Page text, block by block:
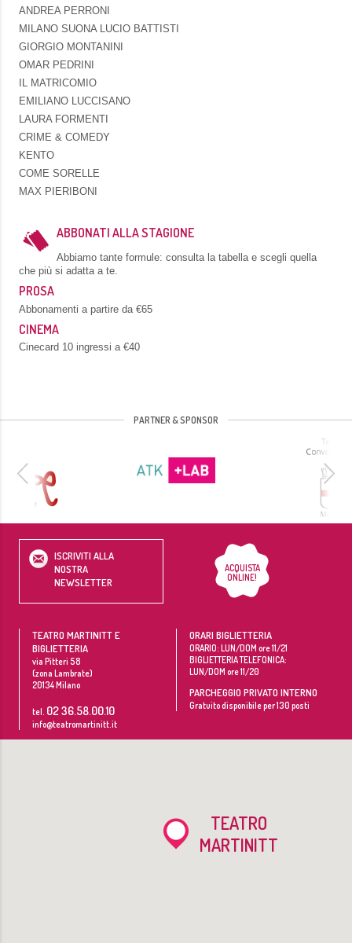
ANDREA PERRONI
MILANO SUONA LUCIO BATTISTI
GIORGIO MONTANINI
OMAR PEDRINI
IL MATRICOMIO
EMILIANO LUCCISANO
LAURA FORMENTI
CRIME & COMEDY
KENTO
COME SORELLE
MAX PIERIBONI
ABBONATI ALLA STAGIONE
Abbiamo tante formule: consulta la tabella e scegli quella
che più si adatta a te.
PROSA
Abbonamenti a partire da €65
CINEMA
Cinecard 10 ingressi a €40
PARTNER & SPONSOR
ISCRIVITI ALLA
NOSTRA
NEWSLETTER
ACQUISTA
ONLINE!
TEATRO MARTINITT E
BIGLIETTERIA
via Pitteri 58
(zona Lambrate)
20134Milano
tel. 02 36.58.00.10
info@teatromartinitt.it
ORARI BIGLIETTERIA
ORARIO: LUN/DOM ore 11/21
BIGLIETTERIA TELEFONICA:
LUN/DOM ore 11/20
PARCHEGGIO PRIVATO INTERNO
Gratuito disponibile per 130 posti
TEATRO
MARTINITT